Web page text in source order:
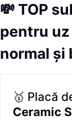
💸 TOP
pentru
normal și
🥇 Placă
Ceramic